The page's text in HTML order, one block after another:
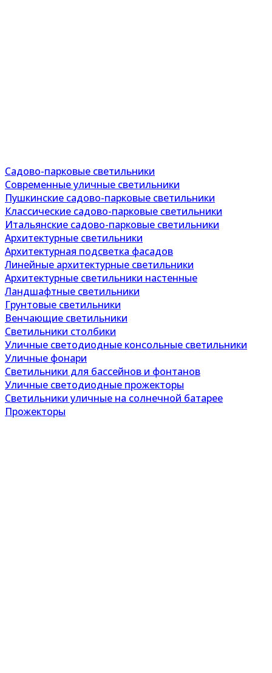
Садово-парковые светильники
Современные уличные светильники
Пушкинские садово-парковые светильники
Классические садово-парковые светильники
Итальянские садово-парковые светильники
Архитектурные светильники
Архитектурная подсветка фасадов
Линейные архитектурные светильники
Архитектурные светильники настенные
Ландшафтные светильники
Грунтовые светильники
Венчающие светильники
Светильники столбики
Уличные светодиодные консольные светильники
Уличные фонари
Светильники для бассейнов и фонтанов
Уличные светодиодные прожекторы
Светильники уличные на солнечной батарее
Прожекторы